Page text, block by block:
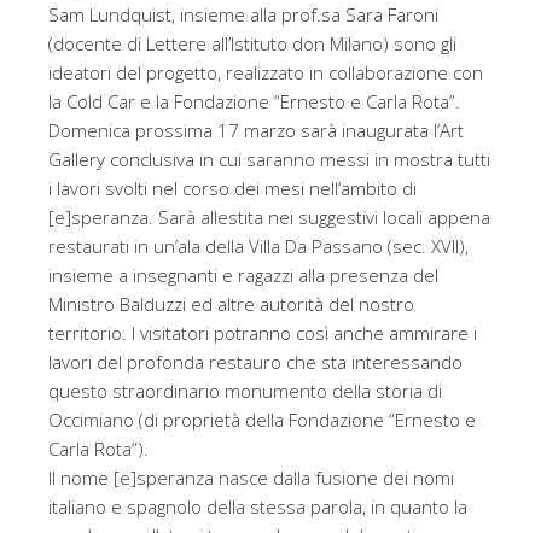
Sam Lundquist, insieme alla prof.sa Sara Faroni
(docente di Lettere all’Istituto don Milano) sono gli
ideatori del progetto, realizzato in collaborazione con
la Cold Car e la Fondazione “Ernesto e Carla Rota”.
Domenica prossima 17 marzo sarà inaugurata l’Art
Gallery conclusiva in cui saranno messi in mostra tutti
i lavori svolti nel corso dei mesi nell’ambito di
[e]speranza. Sarà allestita nei suggestivi locali appena
restaurati in un’ala della Villa Da Passano (sec. XVII),
insieme a insegnanti e ragazzi alla presenza del
Ministro Balduzzi ed altre autorità del nostro
territorio. I visitatori potranno così anche ammirare i
lavori del profonda restauro che sta interessando
questo straordinario monumento della storia di
Occimiano (di proprietà della Fondazione “Ernesto e
Carla Rota”).
Il nome [e]speranza nasce dalla fusione dei nomi
italiano e spagnolo della stessa parola, in quanto la